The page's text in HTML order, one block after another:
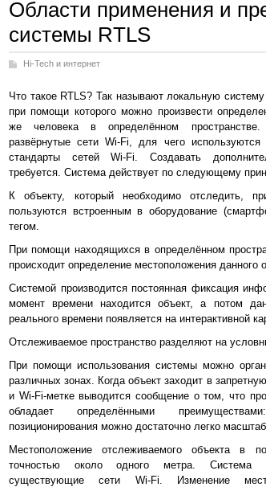
Области применения и
системы RTLS
Hi-Tech и интернет
Что такое RTLS? Так называют локальную систему
при помощи которого можно произвести
же человека в определённом
развёрнутые сети Wi-Fi, для чего используются
стандарты сетей Wi-Fi. Создавать
требуется. Система действует по следующему
К объекту, который необходимо отследить,
пользуются встроенным в оборудование
тегом.
При помощи находящихся в определённом
происходит определение местоположения данного
Системой производится постоянная фиксация
момент времени находится объект, а потом
реального времени появляется на интерактивной
Отслеживаемое пространство разделяют на
При помощи использования системы можно
различных зонах. Когда объект заходит в
и Wi-Fi-метке выводится сообщение о том, что
обладает определёнными
позиционирования можно достаточно легко
Местоположение отслеживаемого объекта в
точностью около одного метра. Система
существующие сети Wi-Fi. Изменение